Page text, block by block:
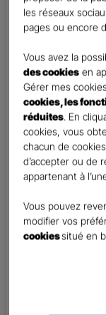
Percevoir un
Autre besoin
Etes-vous déjà
Oui
Non
Quel est votre
TNS
Salarié
Le saviez-
Le PER individuel est un
Vos
les réseaux
pages ou encore
Vous avez la
des cookies en
Gérer mes
cookies, les
réduites. En
cookies, vous
chacun de
d’accepter ou de
appartenant à
Vous pouvez
modifier vos
cookiessitué en